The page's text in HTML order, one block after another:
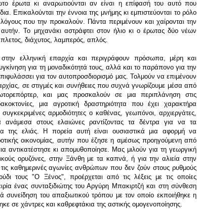
έρωτα κι αναρωτιούνται αν είναι η επίφασή του αυτό που
Επικαλούνται την έννοια της μνήμης κι εμπιστεύονται το ρόλο
που την προκαλούν. Πάντα περιμένουν και χαίρονται την
Το μηχανάκι αστράφτει στον ήλιο κι ο έρωτας δύο νέων
διάχυτος, λαμπερός, απλός.
ελληνική επαρχία και περιγράφουν πρόσωπα, μέρη και
για τη μοναδικότητά τους, αλλά και το παράπονο για την
για τον αυτοπροσδιορισμό μας. Τολμούν να επιμένουν
σε στιγμές και συνήθειες που συχνά γνωρίζουμε μέσα από
και μας προσκαλούν σε μια περιπλάνηση στις
μια αγροτική δραστηριότητα που έχει χαρακτήρα
αρμοδιότητες ο καθένας, γεωπόνοι, αρχιεργάτες,
ανάμεσα στους ελαιώνες ραντίζοντας τα δέντρα για να τα
ελιάς. Η πορεία αυτή είναι ουσιαστικά μια αφορμή να
οικονομίας, αυτήν που έζησε η αμέσως προηγούμενη από
αντικατέστησε κι απομυθοποίησε. Μας μιλούν για τη γεωργική
ορυζόνες, στην Ξάνθη με τα καπνά, ή για την αλιεία στην
καθημερινές αγωνίες ανθρώπων που δεν ζούν στους ρυθμούς
τους"Ο Ξένος", προέρχεται από τις λέξεις με τις οποίες
ένας συνταξιδιώτης του Αργύρη Μπακιρτζή και στη σύνθεση
συνείδηση του απαξιωτικού τρόπου με τον οποίο εκποιήθηκε η
σε χάντρες και καθρεφτάκια της αστικής ομογενοποίησης.